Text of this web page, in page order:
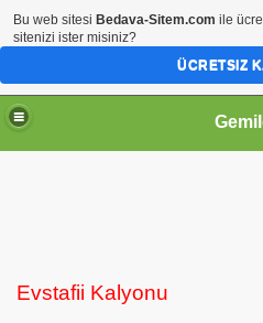
Evstafii Kalyonu
Bu web sitesi Bedava-Sitem.com ile
sitenizi ister misiniz?
ÜCRETSIZ